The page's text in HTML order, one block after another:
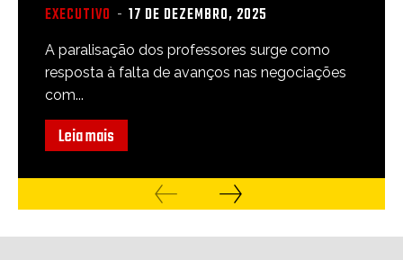
EXECUTIVO - 17 DE DEZEMBRO, 2025
A paralisação dos professores surge como
resposta à falta de avanços nas negociações
com...
Leia mais